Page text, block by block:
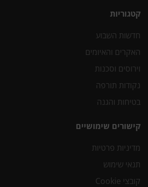
קטגוריות
חדשות השבוע
האקרים והאיומים
וירוסים וסכנות
נקודות תורפה
בטיחות והגנה
קישורים שימושיים
מדיניות פרטיות
תנאי שימוש
קובצי Cookie